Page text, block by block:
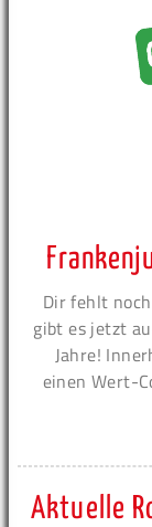
Dir fehlt
gibt es jetzt
Jahre!
einen Wert-
Aktuelle